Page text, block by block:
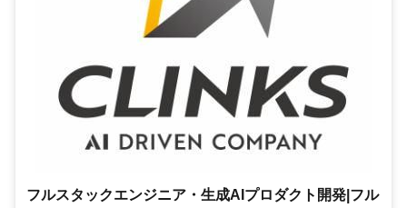
フルスタックエンジニア・生成AIプロダクト開発|フル